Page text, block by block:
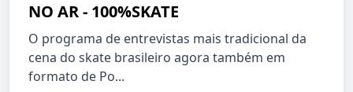
NO AR - 100%SKATE
O programa de entrevistas mais tradicional da
cena do skate brasileiro agora também em
formato de Po...